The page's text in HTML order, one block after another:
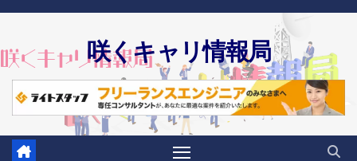
Skip
content
咲くキャリ情報局